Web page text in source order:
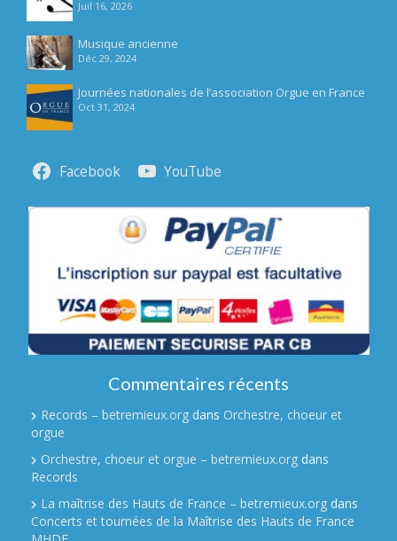
Juil 16, 2026
Musique ancienne
Déc 29, 2024
Journées nationales de l’association Orgue en France
Oct 31, 2024
Facebook YouTube
Commentaires récents
Records – betremieux.org dans Orchestre, choeur et
orgue
Orchestre, choeur et orgue – betremieux.org dans
Records
La maîtrise des Hauts de France – betremieux.org dans
Concerts et tournées de la Maîtrise des Hauts de France